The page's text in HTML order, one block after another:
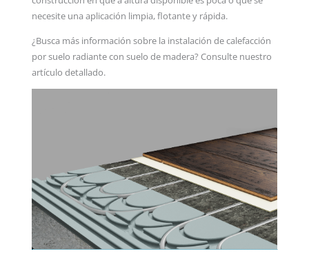
necesite una aplicación limpia, flotante y rápida.
¿Busca más información sobre la instalación de calefacción
por suelo radiante con suelo de madera? Consulte nuestro
artículo detallado.